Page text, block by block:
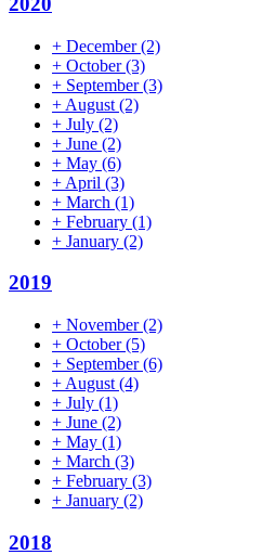
+ December(2)
+ October(3)
+ September(3)
+ August (2)
+ July (2)
+ June (2)
+ May (6)
+ April (3)
+ March (1)
+ February (1)
+ January (2)
2019
+ November(2)
+ October(5)
+ September(6)
+ August (4)
+ July (1)
+ June (2)
+ May (1)
+ March (3)
+ February (3)
+ January (2)
2018